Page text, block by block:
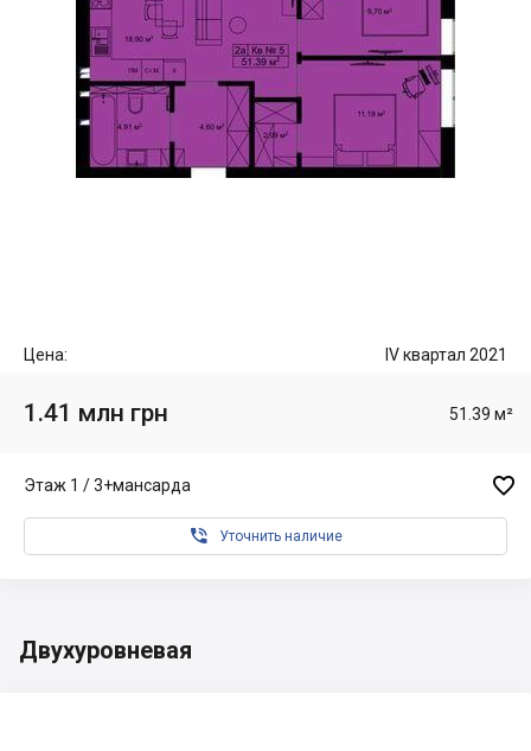
Цена: IV квартал 2021
1.41 млн грн 51.39 м²
Этаж 1 / 3+мансарда 
 Уточнить наличие
Двухуровневая